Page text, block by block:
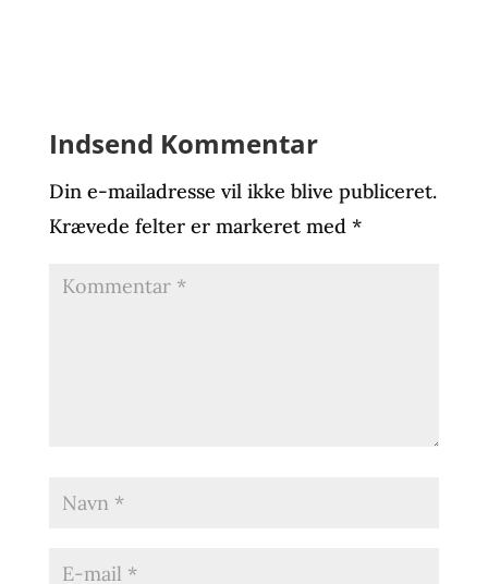
Indsend Kommentar
Din e-mailadresse vil ikke blive publiceret.
Krævede felter er markeret med *